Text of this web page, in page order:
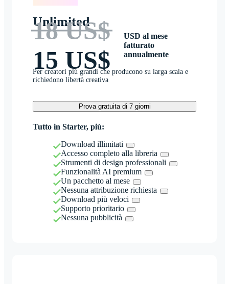
Unlimited
18 US$
15 US$
USD al mese
fatturato
annualmente
Per creatori più grandi che producono su larga scala e
richiedono libertà creativa
Prova gratuita di 7 giorni
Tutto in Starter, più:
Download illimitati
Accesso completo alla libreria
Strumenti di design professionali
Funzionalità AI premium
Un pacchetto al mese
Nessuna attribuzione richiesta
Download più veloci
Supporto prioritario
Nessuna pubblicità